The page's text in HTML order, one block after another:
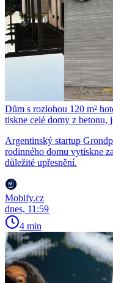
Dům s rozlohou 120 m²
tiskne celé domy z betonu,
Argentinský startup
rodinného domu vytiskne
důležité upřesnění.
Mobify.cz
dnes, 11:59
4 min